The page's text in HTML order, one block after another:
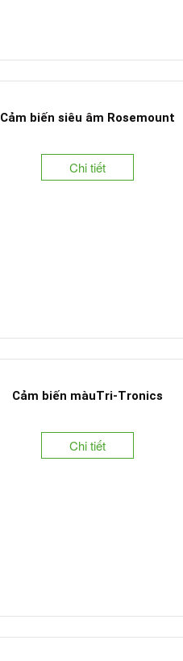
Cảm biến siêu âm Rosemount
Chi tiết
Cảm biến màuTri-Tronics
Chi tiết